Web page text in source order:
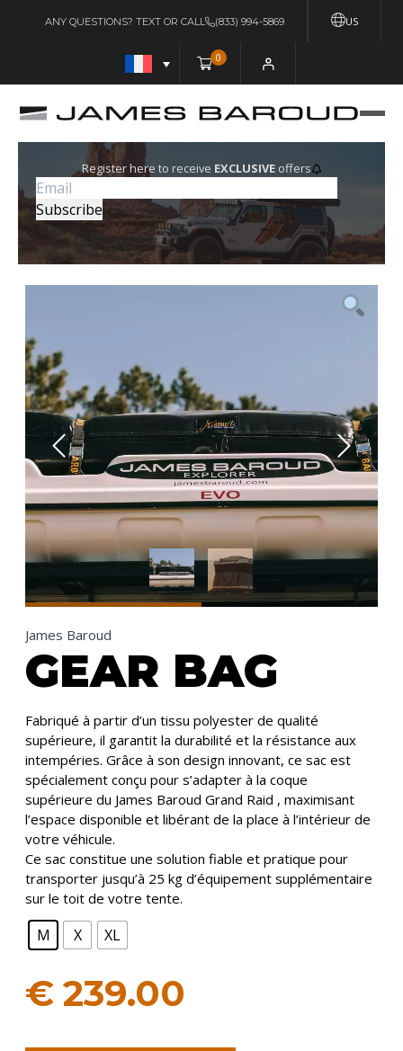
US
ANY QUESTIONS? TEXT OR CALL (833) 994-5869
0
Register here to receive EXCLUSIVEoffers
James Baroud
GEAR BAG
Fabriqué à partir d’un tissu polyester de qualité
supérieure, il garantit la durabilité et la résistance aux
intempéries. Grâce à son design innovant, ce sac est
spécialement conçu pour s’adapter à la coque
supérieure du James Baroud Grand Raid , maximisant
l’espace disponible et libérant de la place à l’intérieur de
votre véhicule.
Ce sac constitue une solution fiable et pratique pour
transporter jusqu’à 25 kg d’équipement supplémentaire
sur le toit de votre tente.
M X XL
€ 239.00